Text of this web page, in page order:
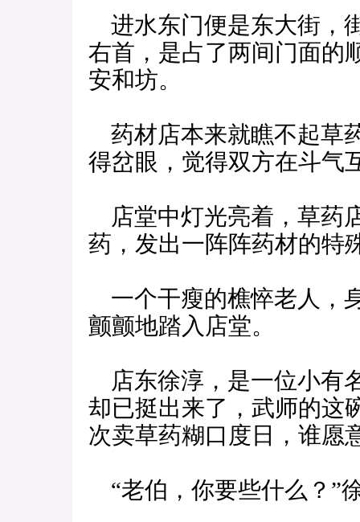
进水东门便是东大街，
右首，是占了两间门面的
安和坊。
药材店本来就瞧不起草
得岔眼，觉得双方在斗气
店堂中灯光亮着，草药
药，发出一阵阵药材的特
一个干瘦的樵悴老人，
颤颤地踏入店堂。
店东徐淳，是一位小有
却已挺出来了，武师的这
次卖草药糊口度日，谁愿
“老伯，你要些什么？”